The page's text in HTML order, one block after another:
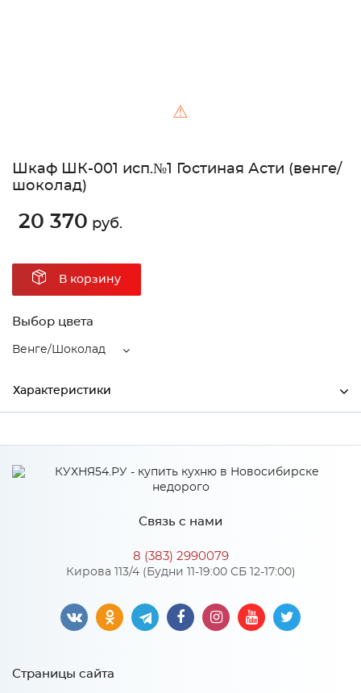
⚠
Шкаф ШК-001 исп.№1 Гостиная Асти (венге/
шоколад)
20 370 руб.
В корзину
Выбор цвета
Венге/Шоколад
Характеристики
Цвет Венге/Шоколад
Особенности
Материал 2: МДФ
Количество упаковок: 3
Связь с нами
8 (383) 2990079
Кирова 113/4 (Будни 11-19:00 СБ 12-17:00)
Страницы сайта